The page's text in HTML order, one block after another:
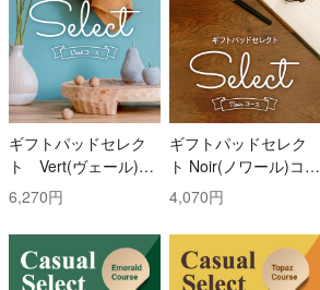
ギフトパッドセレク
ト Vert(ヴェール)コ
ース
6,270円
ギフトパッドセレク
ト Noir(ノワール)コー
ス
4,070円